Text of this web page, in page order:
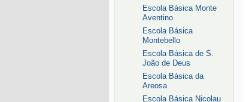
Escola Básica Monte
Aventino
Escola Básica
Montebello
Escola Básica de S.
João de Deus
Escola Básica da
Areosa
Escola Básica Nicolau